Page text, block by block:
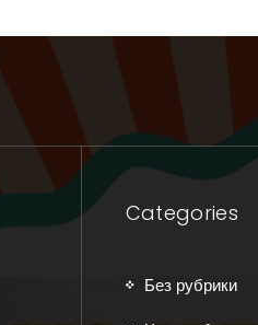
Categories
Без рубрики